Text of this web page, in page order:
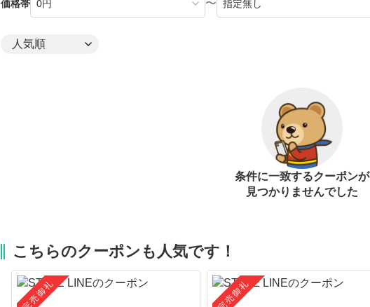
価格帯
〜
条件に一致するクーポンが
見つかりませんでした
こちらのクーポンも人気です！
完売御礼 完売御礼